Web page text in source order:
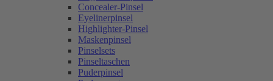
Concealer-Pinsel
Eyelinerpinsel
Highlighter-Pinsel
Maskenpinsel
Pinselsets
Pinseltaschen
Puderpinsel